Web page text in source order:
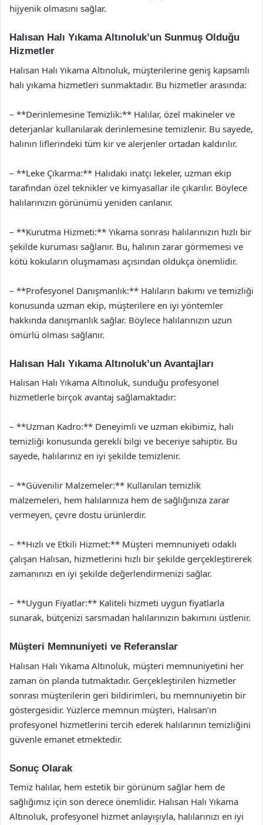
hijyenik olmasını sağlar.
Halısan Halı Yıkama Altınoluk’un Sunmuş Olduğu
Hizmetler
Halısan Halı Yıkama Altınoluk, müşterilerine geniş kapsamlı
halı yıkama hizmetleri sunmaktadır. Bu hizmetler arasında:
– **Derinlemesine Temizlik:** Halılar, özel makineler ve
deterjanlar kullanılarak derinlemesine temizlenir. Bu sayede,
halının liflerindeki tüm kir ve alerjenler ortadan kaldırılır.
– **Leke Çıkarma:** Halıdaki inatçı lekeler, uzman ekip
tarafından özel teknikler ve kimyasallar ile çıkarılır. Böylece
halılarınızın görünümü yeniden canlanır.
– **Kurutma Hizmeti:** Yıkama sonrası halılarınızın hızlı bir
şekilde kuruması sağlanır. Bu, halının zarar görmemesi ve
kötü kokuların oluşmaması açısından oldukça önemlidir.
– **Profesyonel Danışmanlık:** Halıların bakımı ve temizliği
konusunda uzman ekip, müşterilere en iyi yöntemler
hakkında danışmanlık sağlar. Böylece halılarınızın uzun
ömürlü olması sağlanır.
Halısan Halı Yıkama Altınoluk’un Avantajları
Halısan Halı Yıkama Altınoluk, sunduğu profesyonel
hizmetlerle birçok avantaj sağlamaktadır:
– **Uzman Kadro:** Deneyimli ve uzman ekibimiz, halı
temizliği konusunda gerekli bilgi ve beceriye sahiptir. Bu
sayede, halılarınız en iyi şekilde temizlenir.
– **Güvenilir Malzemeler:** Kullanılan temizlik
malzemeleri, hem halılarınıza hem de sağlığınıza zarar
vermeyen, çevre dostu ürünlerdir.
– **Hızlı ve Etkili Hizmet:** Müşteri memnuniyeti odaklı
çalışan Halısan, hizmetlerini hızlı bir şekilde gerçekleştirerek
zamanınızı en iyi şekilde değerlendirmenizi sağlar.
– **Uygun Fiyatlar:** Kaliteli hizmeti uygun fiyatlarla
sunarak, bütçenizi sarsmadan halılarınızın bakımını üstlenir.
Müşteri Memnuniyeti ve Referanslar
Halısan Halı Yıkama Altınoluk, müşteri memnuniyetini her
zaman ön planda tutmaktadır. Gerçekleştirilen hizmetler
sonrası müşterilerin geri bildirimleri, bu memnuniyetin bir
göstergesidir. Yüzlerce memnun müşteri, Halısan’ın
profesyonel hizmetlerini tercih ederek halılarının temizliğini
güvenle emanet etmektedir.
Sonuç Olarak
Temiz halılar, hem estetik bir görünüm sağlar hem de
sağlığımız için son derece önemlidir. Halısan Halı Yıkama
Altınoluk, profesyonel hizmet anlayışıyla, halılarınızı en iyi